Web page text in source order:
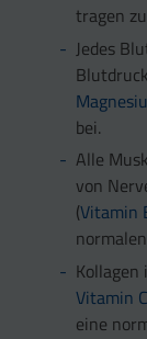
tragen
Jedes
bei.
Alle
von
(Vitamin
Vitamin C
eine